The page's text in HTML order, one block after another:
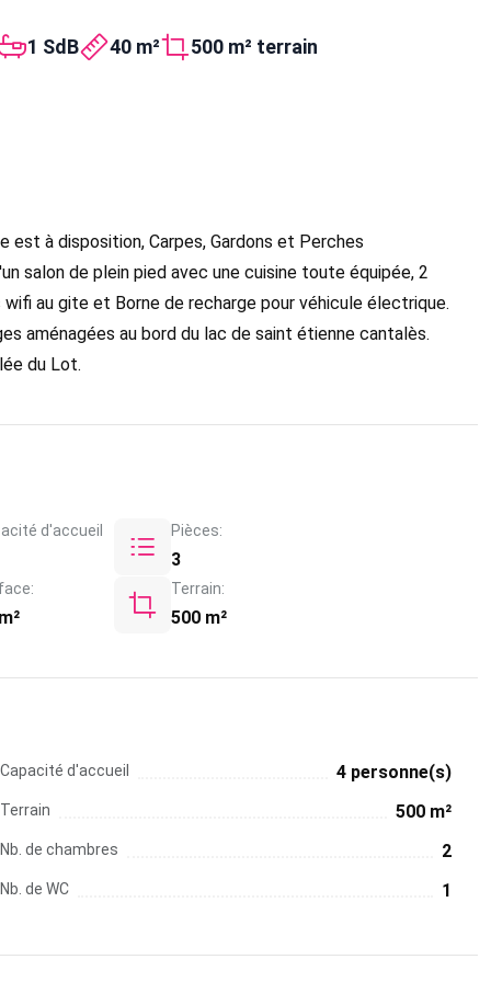
1 SdB 40 m² 500 m² terrain
est à disposition, Carpes, Gardons et Perches
salon de plein pied avec une cuisine toute équipée, 2
au gite et Borne de recharge pour véhicule électrique.
aménagées au bord du lac de saint étienne cantalès.
du Lot.
d'accueil Pièces:
3
Terrain:
500 m²
Capacité d'accueil 4 personne(s)
Terrain 500 m²
Nb. de chambres 2
Nb. de WC 1